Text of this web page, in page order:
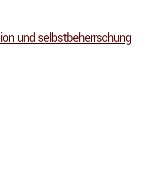
und selbstbeherrschung